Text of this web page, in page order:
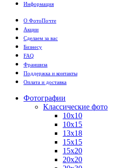
Информация
О ФотоПочте
Акции
Сделаем за вас
Бизнесу
FAQ
Франшиза
Поддержка и контакты
Оплата и доставка
Фотографии
Классические фото
10х10
10х15
13х18
15х15
15х20
20х20